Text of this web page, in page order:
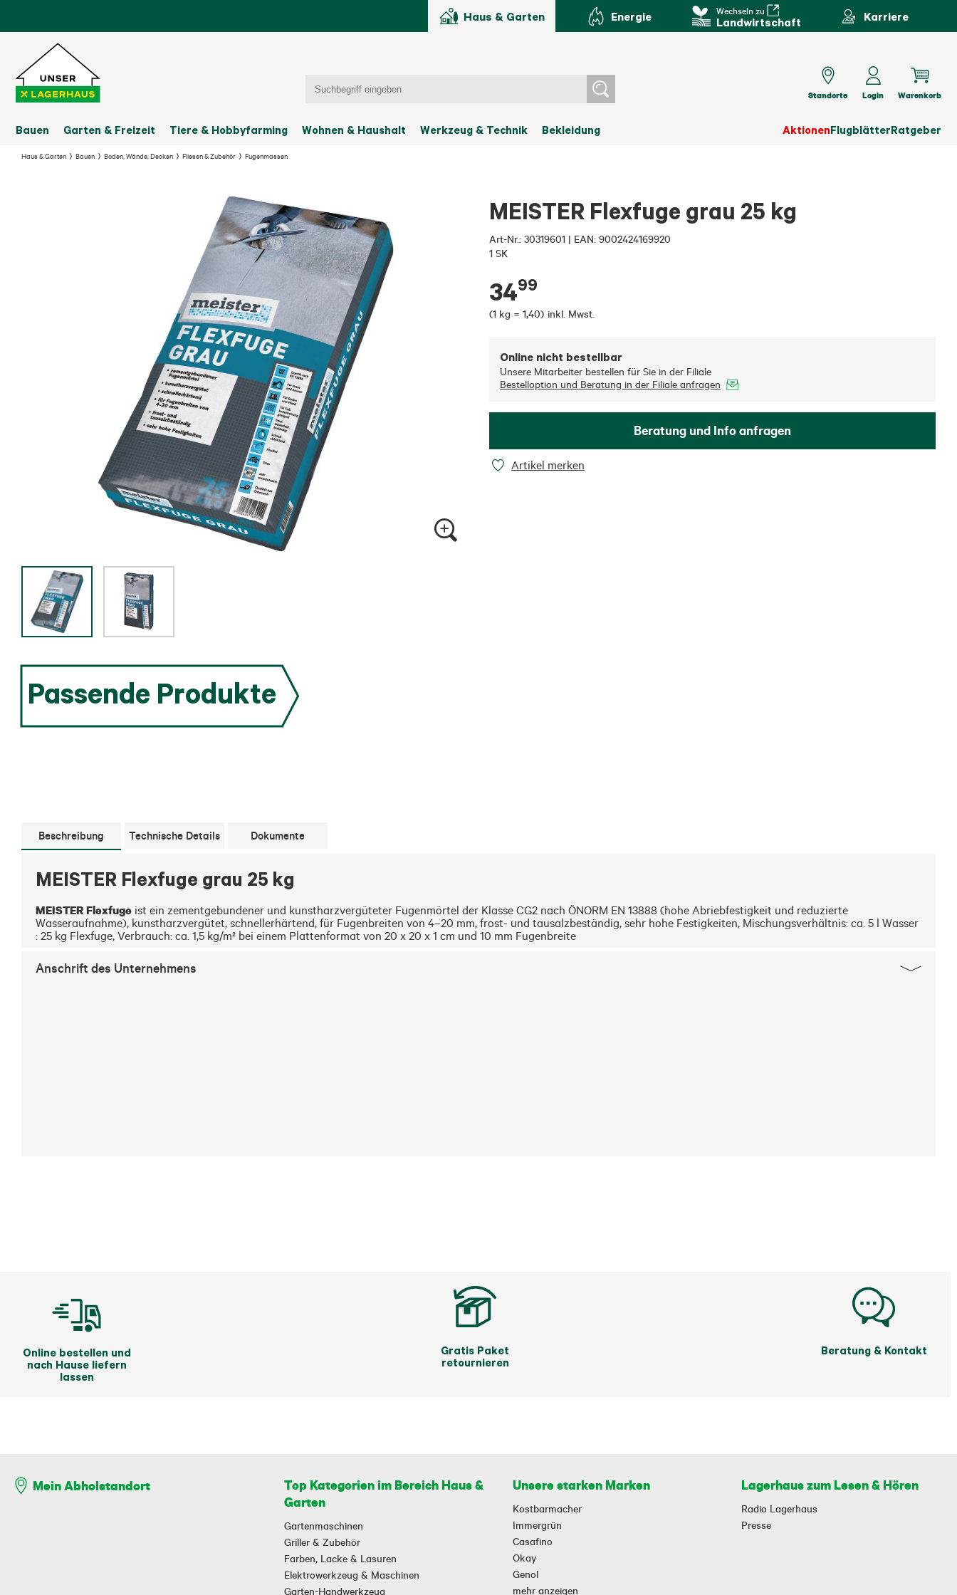
Haus & Garten Energie Wechseln zu
Landwirtschaft Karriere
Bauen Garten & Freizeit Tiere & Hobbyfarming Wohnen & Haushalt Werkzeug & Technik Bekleidung AktionenFlugblätterRatgeber
Standorte Login Warenkorb
Haus & Garten Bauen Boden, Wände, Decken Fliesen & Zubehör Fugenmassen
MEISTER Flexfuge grau 25 kg
Art-Nr.: 30319601 | EAN: 9002424169920
1 SK
3499
(1 kg = 1,40) inkl. Mwst.
Online nicht bestellbar
Unsere Mitarbeiter bestellen für Sie in der Filiale
Bestelloption und Beratung in der Filiale anfragen
Beratung und Info anfragen
Artikel merken
Passende Produkte
Beschreibung Technische Details Dokumente
MEISTER Flexfuge grau 25 kg
MEISTER Flexfuge ist ein zementgebundener und kunstharzvergüteter Fugenmörtel der Klasse CG2 nach ÖNORM EN 13888 (hohe Abriebfestigkeit und reduzierte
Wasseraufnahme), kunstharzvergütet, schnellerhärtend, für Fugenbreiten von 4–20 mm, frost- und tausalzbeständig, sehr hohe Festigkeiten, Mischungsverhältnis: ca. 5 l Wasser
: 25 kg Flexfuge, Verbrauch: ca. 1,5 kg/m² bei einem Plattenformat von 20 x 20 x 1 cm und 10 mm Fugenbreite
Anschrift des Unternehmens
Online bestellen und
nach Hause liefern
lassen
Gratis Paket
retournieren
Beratung & Kontakt
Mein Abholstandort
Top Kategorien im Bereich Haus &
Garten
Gartenmaschinen
Griller & Zubehör
Farben, Lacke & Lasuren
Elektrowerkzeug & Maschinen
Garten-Handwerkzeug
Unsere starken Marken
Kostbarmacher
Immergrün
Casafino
Okay
Genol
mehr anzeigen
Lagerhaus zum Lesen & Hören
Radio Lagerhaus
Presse